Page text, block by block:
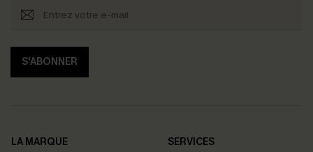
S'ABONNER
LA MARQUE
SERVICES